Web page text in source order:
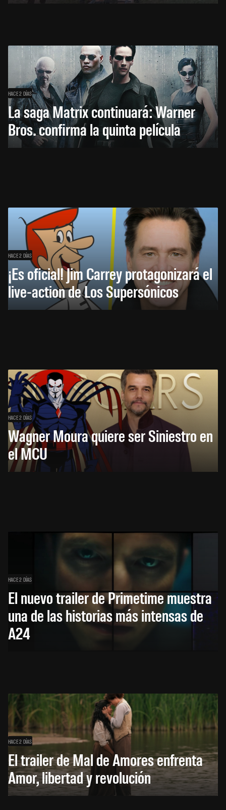
HACE 2 DÍAS
La saga Matrix continuará: Warner
Bros. confirma la quinta película
HACE 2 DÍAS
¡Es oficial! Jim Carrey protagonizará el
live-action de Los Supersónicos
HACE 2 DÍAS
Wagner Moura quiere ser Siniestro en
el MCU
HACE 2 DÍAS
El nuevo trailer de Primetime muestra
una de las historias más intensas de
A24
HACE 2 DÍAS
El trailer de Mal de Amores enfrenta
Amor, libertad y revolución